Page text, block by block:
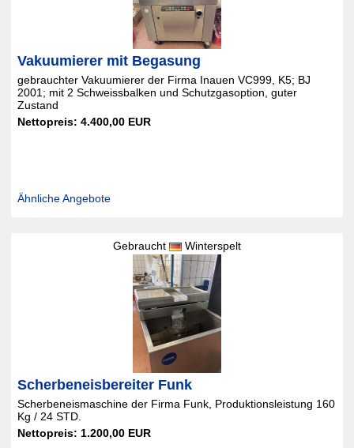
Vakuumierer mit Begasung
gebrauchter Vakuumierer der Firma Inauen VC999, K5; BJ
2001; mit 2 Schweissbalken und Schutzgasoption, guter
Zustand
Nettopreis: 4.400,00 EUR
Ähnliche Angebote
Gebraucht Winterspelt
Scherbeneisbereiter Funk
Scherbeneismaschine der Firma Funk, Produktionsleistung 160
Kg / 24 STD.
Nettopreis: 1.200,00 EUR